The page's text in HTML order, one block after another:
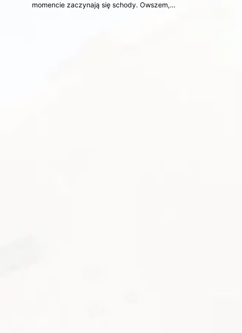
momencie zaczynają się schody. Owszem,…